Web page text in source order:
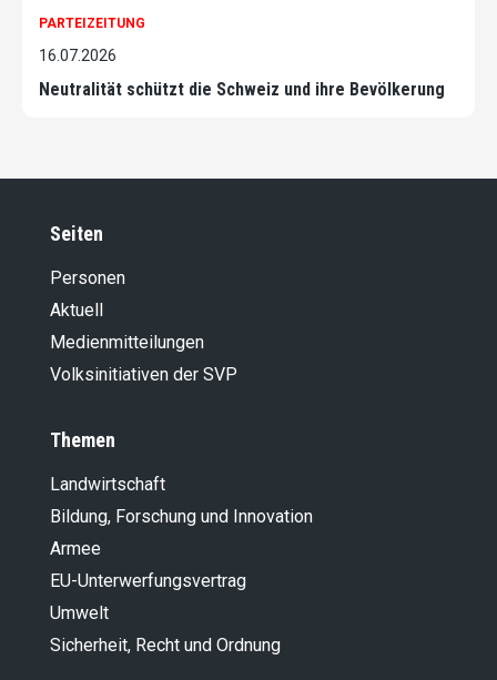
PARTEIZEITUNG
16.07.2026
Neutralität schützt die Schweiz und ihre Bevölkerung
Seiten
Personen
Aktuell
Medienmitteilungen
Volksinitiativen der SVP
Themen
Landwirt­schaft
Bildung, Forschung und Innovation
Armee
EU-Unterwerfungsvertrag
Umwelt
Sicherheit, Recht und Ordnung